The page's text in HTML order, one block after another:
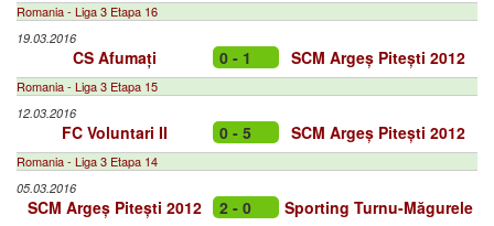
Romania - Liga 3 Etapa 16
19.03.2016
CS Afumați 0 - 1 SCM Argeș Pitești 2012
Romania - Liga 3 Etapa 15
12.03.2016
FC Voluntari II 0 - 5 SCM Argeș Pitești 2012
Romania - Liga 3 Etapa 14
05.03.2016
SCM Argeș Pitești 2012 2 - 0 Sporting Turnu-Măgurele